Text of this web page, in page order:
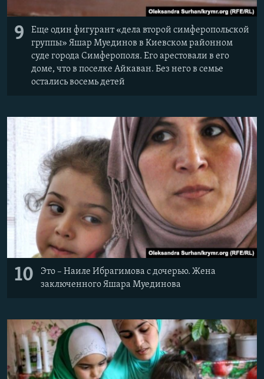
9
Еще один фигурант «дела второй симферопольской
группы» Яшар Муединов в Киевском районном
суде города Симферополя. Его арестовали в его
доме, что в поселке Айкаван. Без него в семье
остались восемь детей
10
Это – Наиле Ибрагимова с дочерью. Жена
заключенного Яшара Муединова